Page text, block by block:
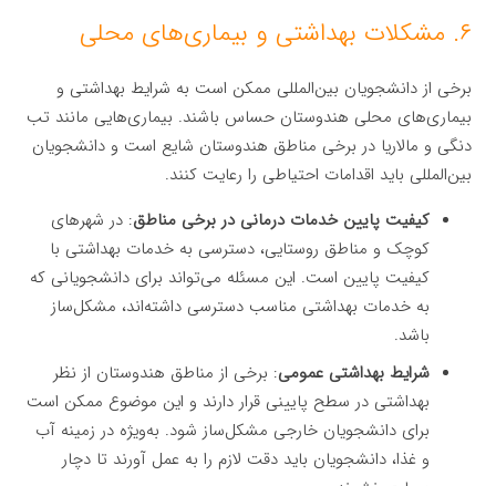
۶. مشکلات بهداشتی و بیماری‌های محلی
برخی از دانشجویان بین‌المللی ممکن است به شرایط بهداشتی و
بیماری‌های محلی هندوستان حساس باشند. بیماری‌هایی مانند تب
دنگی و مالاریا در برخی مناطق هندوستان شایع است و دانشجویان
بین‌المللی باید اقدامات احتیاطی را رعایت کنند.
کیفیت پایین خدمات درمانی در برخی مناطق: در شهرهای
کوچک و مناطق روستایی، دسترسی به خدمات بهداشتی با
کیفیت پایین است. این مسئله می‌تواند برای دانشجویانی که
به خدمات بهداشتی مناسب دسترسی داشته‌اند، مشکل‌ساز
باشد.
شرایط بهداشتی عمومی: برخی از مناطق هندوستان از نظر
بهداشتی در سطح پایینی قرار دارند و این موضوع ممکن است
برای دانشجویان خارجی مشکل‌ساز شود. به‌ویژه در زمینه آب
و غذا، دانشجویان باید دقت لازم را به عمل آورند تا دچار